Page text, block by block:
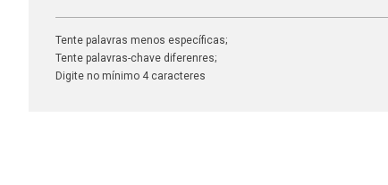
Tente palavras menos específicas;
Tente palavras-chave diferenres;
Digite no mínimo 4 caracteres